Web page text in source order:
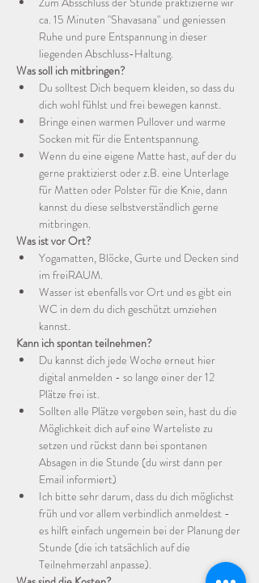
ca. 15 Minuten "Shavasana" und geniessen
Ruhe und pure Entspannung in dieser
liegenden Abschluss-Haltung.
Was soll ich mitbringen?
Du solltest Dich bequem kleiden, so dass du
dich wohl fühlst und frei bewegen kannst.
Bringe einen warmen Pullover und warme
Socken mit für die Ententspannung.
Wenn du eine eigene Matte hast, auf der du
gerne praktizierst oder z.B. eine Unterlage
für Matten oder Polster für die Knie, dann
kannst du diese selbstverständlich gerne
mitbringen.
Was ist vor Ort?
Yogamatten, Blöcke, Gurte und Decken sind
im freiRAUM.
Wasser ist ebenfalls vor Ort und es gibt ein
WC in dem du dich geschützt umziehen
kannst.
Kann ich spontan teilnehmen?
Du kannst dich jede Woche erneut hier
digital anmelden - so lange einer der 12
Plätze frei ist.
Sollten alle Plätze vergeben sein, hast du die
Möglichkeit dich auf eine Warteliste zu
setzen und rückst dann bei spontanen
Absagen in die Stunde (du wirst dann per
Email informiert)
Ich bitte sehr darum, dass du dich möglichst
früh und vor allem verbindlich anmeldest -
es hilft einfach ungemein bei der Planung der
Stunde (die ich tatsächlich auf die
Teilnehmerzahl anpasse).